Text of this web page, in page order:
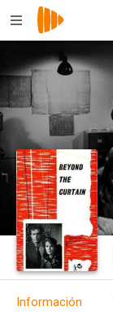
Información